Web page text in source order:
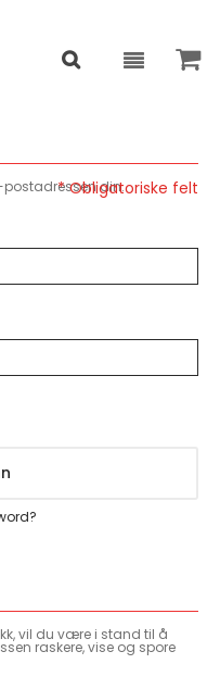
postadressen din.
vil du være i stand til å
raskere, vise og spore